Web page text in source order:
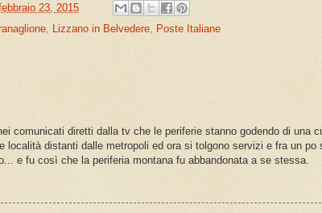
23, 2015
, Lizzano in Belvedere, Poste Italiane
comunicati diretti dalla tv che le periferie stanno godendo di una
località distanti dalle metropoli ed ora si tolgono servizi e fra un po
e fu così che la periferia montana fu abbandonata a se stessa.